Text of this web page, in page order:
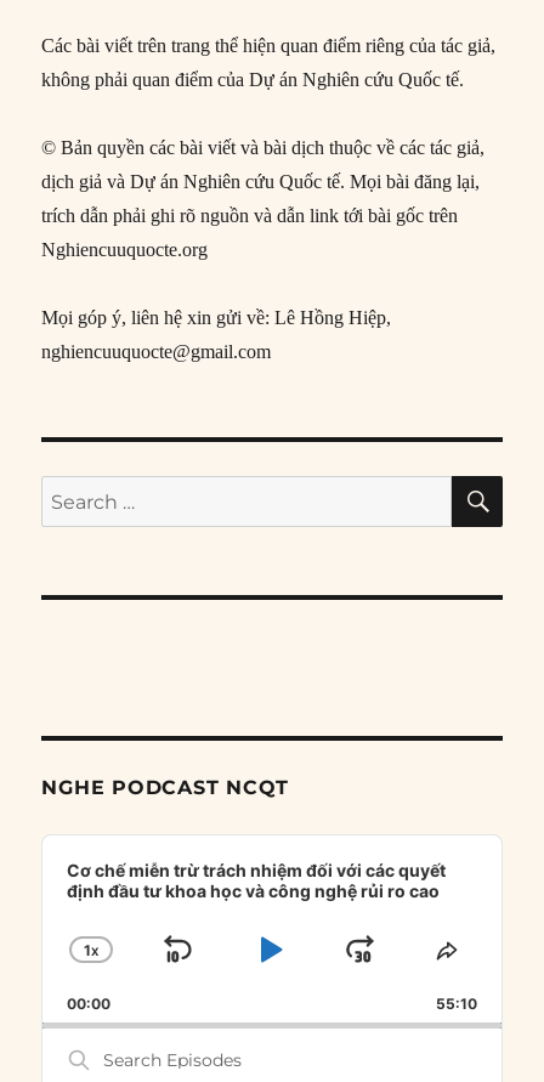
Các bài viết trên trang thể hiện quan điểm riêng của tác giả,
không phải quan điểm của Dự án Nghiên cứu Quốc tế.
© Bản quyền các bài viết và bài dịch thuộc về các tác giả,
dịch giả và Dự án Nghiên cứu Quốc tế. Mọi bài đăng lại,
trích dẫn phải ghi rõ nguồn và dẫn link tới bài gốc trên
Nghiencuuquocte.org
Mọi góp ý, liên hệ xin gửi về: Lê Hồng Hiệp,
nghiencuuquocte@gmail.com
Search
for:
NGHE PODCAST NCQT
Audio
Player
Cơ chế miễn trừ trách nhiệm đối với các quyết
định đầu tư khoa học và công nghệ rủi ro cao
CHANGE
RATE
1X
SKIP
PLAYJUMP
FORWARD
SHARE
00:00 55:10
Search
Episodes